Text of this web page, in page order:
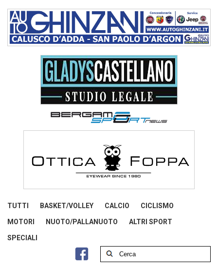
TUTTI BASKET/VOLLEY CALCIO CICLISMO
MOTORI NUOTO/PALLANUOTO ALTRI SPORT
SPECIALI